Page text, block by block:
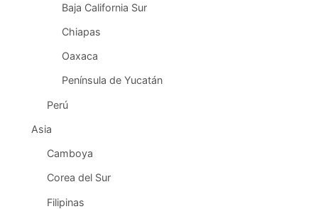
Baja California Sur
Chiapas
Oaxaca
Península de Yucatán
Perú
Asia
Camboya
Corea del Sur
Filipinas